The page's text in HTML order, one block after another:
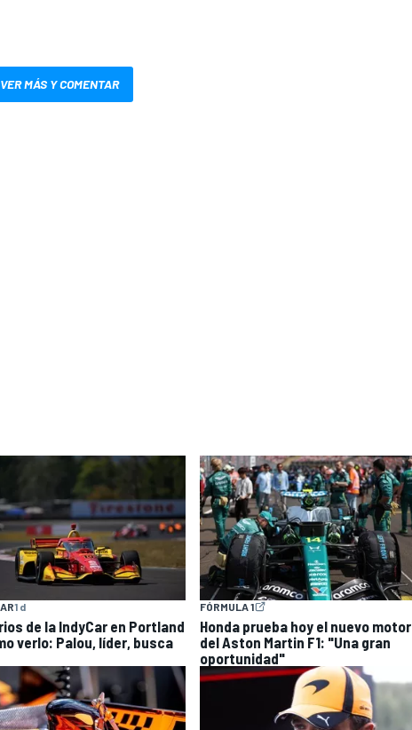
VER MÁS Y COMENTAR
1 d
de la IndyCar en Portland
verlo: Palou, líder, busca
FÓRMULA 1
Honda prueba hoy el nuevo motor
del Aston Martin F1: "Una gran
oportunidad"